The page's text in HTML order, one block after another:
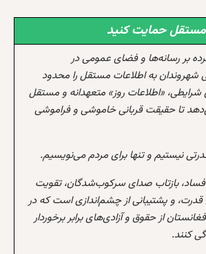
مستقل حمایت کنید
بر رسانه‌ها و فضای عمومی در
شهروندان به اطلاعات مستقل را محدود
«اطلاعات روز» متعهدانه و مستقل
تا حقیقت قربانی خاموشی و فراموشی
نیستیم و تنها برای مردم می‌نویسیم.
بازتاب صدای سرکوب‌شدگان، تقویت
و پشتیبانی از چشم‌اندازی است که در
از حقوق و آزادی‌های برابر برخوردار
کنند.